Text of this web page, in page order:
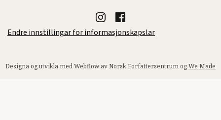
Endre innstillingar for informasjonskapslar
Designa og utvikla med Webflow av Norsk Forfattersentrum ogWe Made